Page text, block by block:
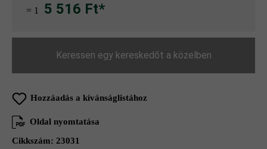
= 1 5 516 Ft*
Keressen egy kereskedőt a közelben
Hozzáadás a kívánságlistához
Oldal nyomtatása
Cikkszám: 23031